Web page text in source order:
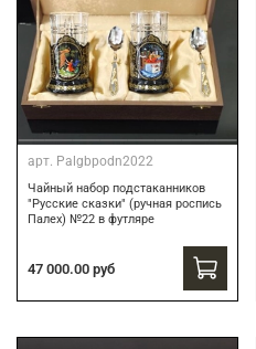
арт. Palgbpodn2022
Чайный набор подстаканников
"Русские сказки" (ручная роспись
Палех) №22 в футляре
47 000.00 руб